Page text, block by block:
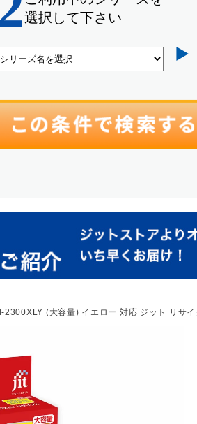
(大容量) イエロー 対応 ジット リサ